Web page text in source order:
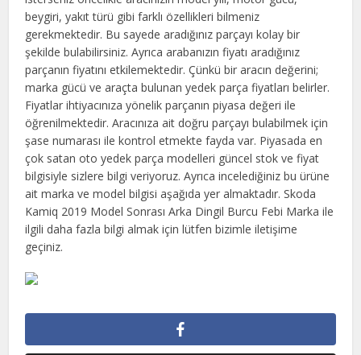
beygiri, yakıt türü gibi farklı özellikleri bilmeniz
gerekmektedir. Bu sayede aradığınız parçayı kolay bir
şekilde bulabilirsiniz. Ayrıca arabanızın fiyatı aradığınız
parçanın fiyatını etkilemektedir. Çünkü bir aracın değerini;
marka gücü ve araçta bulunan yedek parça fiyatları belirler.
Fiyatlar ihtiyacınıza yönelik parçanın piyasa değeri ile
öğrenilmektedir. Aracınıza ait doğru parçayı bulabilmek için
şase numarası ile kontrol etmekte fayda var. Piyasada en
çok satan oto yedek parça modelleri güncel stok ve fiyat
bilgisiyle sizlere bilgi veriyoruz. Ayrıca incelediğiniz bu ürüne
ait marka ve model bilgisi aşağıda yer almaktadır. Skoda
Kamiq 2019 Model Sonrası Arka Dingil Burcu Febi Marka ile
ilgili daha fazla bilgi almak için lütfen bizimle iletişime
geçiniz.